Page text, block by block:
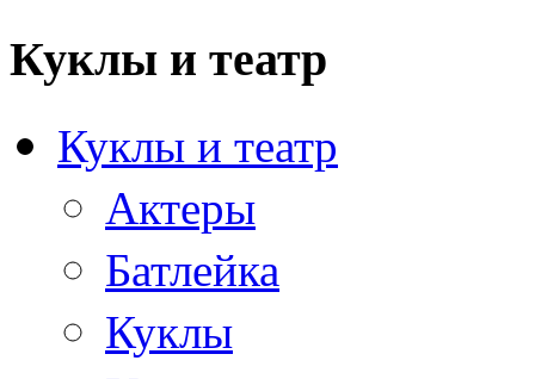
Куклы и театр
Куклы и театр
Актеры
Батлейка
Куклы